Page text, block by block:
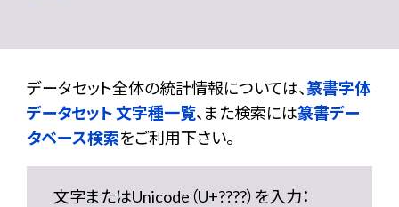
データセット全体の統計情報については、篆書字体
データセット 文字種一覧、また検索には篆書デー
タベース検索をご利用下さい。
文字またはUnicode（U+????）を入力：